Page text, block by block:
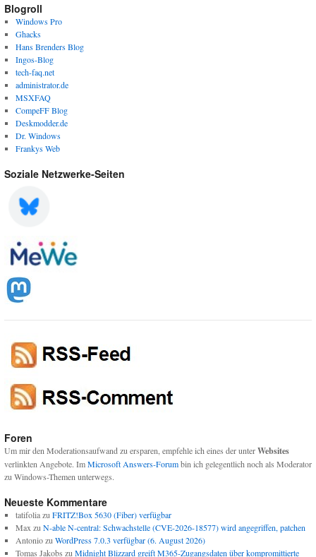
Blogroll
Windows Pro
Ghacks
Hans Brenders Blog
Ingos-Blog
tech-faq.net
administrator.de
MSXFAQ
CompeFF Blog
Deskmodder.de
Dr. Windows
Frankys Web
Soziale Netzwerke-Seiten
Foren
Um mir den Moderationsaufwand zu ersparen, empfehle ich eines der unterWebsites
verlinkten Angebote. ImMicrosoft Answers-Forumbin ich gelegentlich noch als Moderator
zu Windows-Themen unterwegs.
Neueste Kommentare
tatifoliazu FRITZ!Box 5630 (Fiber) verfügbar
Max zu N-able N-central: Schwachstelle (CVE-2026-18577) wird angegriffen, patchen
Antoniozu WordPress 7.0.3 verfügbar (6. August 2026)
Tomas Jakobs zu Midnight Blizzard greift M365-Zugangsdaten über kompromittierte